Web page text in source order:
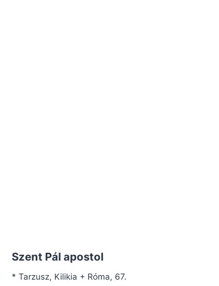
Szent Pál apostol
* Tarzusz, Kilikia + Róma, 67.